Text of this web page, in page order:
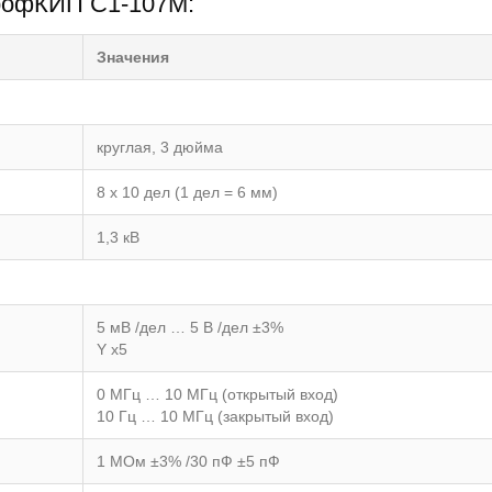
Значения
круглая, 3 дюйма
8 х 10 дел (1 дел = 6 мм)
1,3 кВ
5 мВ /дел … 5 В /дел ±3%
Y х5
0 МГц … 10 МГц (открытый вход)
10 Гц … 10 МГц (закрытый вход)
1 МОм ±3% /30 пФ ±5 пФ